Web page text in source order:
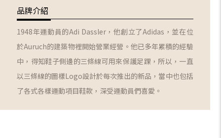
品牌介紹
1948年運動員的Adi Dassler，他創立了Adidas，並在位
於Auruch的建築物裡開始營業經營。他已多年累積的經驗
中，得知鞋子側邊的三條線可用來保護足踝，所以，一直
以三條線的圖樣Logo設計於每次推出的新品，當中也包括
了各式各樣運動項目鞋款，深受運動員們喜愛。